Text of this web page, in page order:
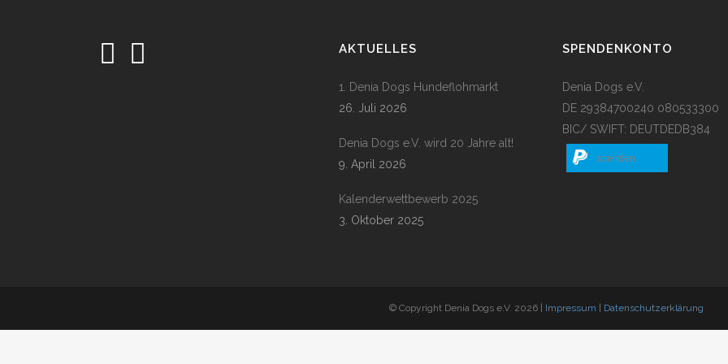
AKTUELLES
1. Denia Dogs Hundeflohmarkt
26. Juli 2026
Denia Dogs e.V. wird 20 Jahre alt!
9. April 2026
Kalenderwettbewerb 2025
3. Oktober 2025
SPENDENKONTO
Denia Dogs e.V.
DE 29384700240 080533300
BIC/ SWIFT: DEUTDEDB384
spenden
© Copyright Denia Dogs e.V. 2026 | Impressum Datenschutzerklärung